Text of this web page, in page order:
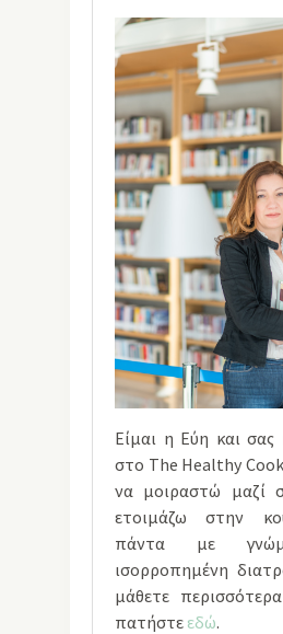
Είμαι η Εύη και σας
στο The Healthy
να μοιραστώ μαζί
ετοιμάζω στην
πάντα με
ισορροπημένη
μάθετε
πατήστε εδώ.